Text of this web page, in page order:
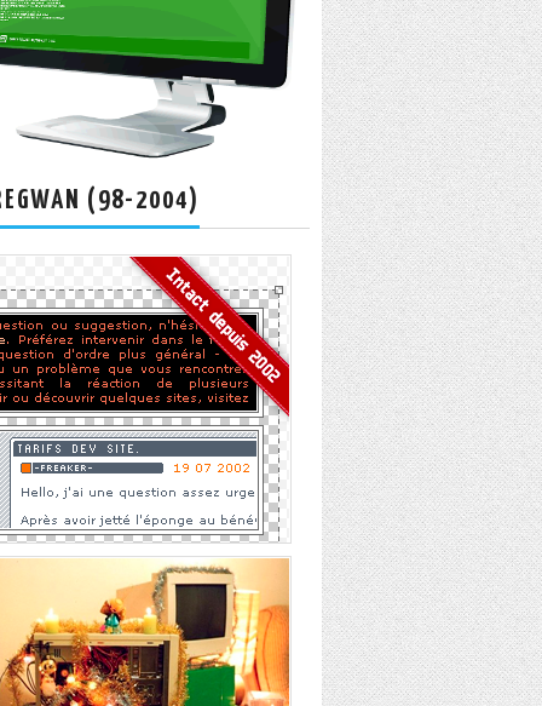
(98-2004)